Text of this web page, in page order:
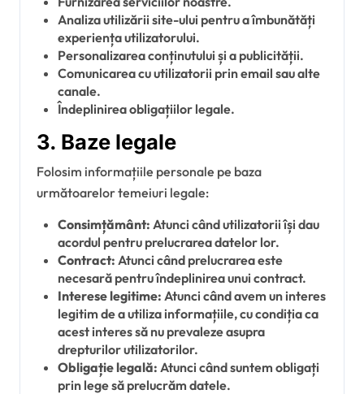
Analiza utilizării site-ului pentru a îmbunătăți
experiența utilizatorului.
Personalizarea conținutului și a publicității.
Comunicarea cu utilizatorii prin email sau alte
canale.
Îndeplinirea obligațiilor legale.
3. Baze legale
Folosim informațiile personale pe baza
următoarelor temeiuri legale:
Consimțământ: Atunci când utilizatorii își dau
acordul pentru prelucrarea datelor lor.
Contract: Atunci când prelucrarea este
necesară pentru îndeplinirea unui contract.
Interese legitime: Atunci când avem un interes
legitim de a utiliza informațiile, cu condiția ca
acest interes să nu prevaleze asupra
drepturilor utilizatorilor.
Obligație legală: Atunci când suntem obligați
prin lege să prelucrăm datele.